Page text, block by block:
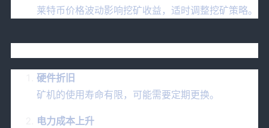
莱特币价格波动影响挖矿收益，适时调整挖矿策略。
硬件折旧
矿机的使用寿命有限，可能需要定期更换。
电力成本上升